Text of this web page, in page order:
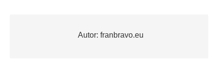
Autor: franbravo.eu